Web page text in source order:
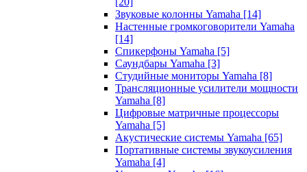
Звуковые колонны Yamaha [14]
Настенные громкоговорители Yamaha
[14]
Спикерфоны Yamaha [5]
Саундбары Yamaha [3]
Студийные мониторы Yamaha [8]
Трансляционные усилители мощности
Yamaha [8]
Цифровые матричные процессоры
Yamaha [5]
Акустические системы Yamaha [65]
Портативные системы звукоусиления
Yamaha [4]